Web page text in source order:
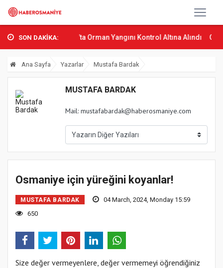
SON DAKİKA:
Osmani... Sumbas’ta Orman Yangını Kontrol Altına Alındı
Ana Sayfa Yazarlar Mustafa Bardak
MUSTAFA BARDAK
Mail: mustafabardak@haberosmaniye.com
Osmaniye için yüreğini koyanlar!
MUSTAFA BARDAK
04 March, 2024, Monday 15:59
650
Size değer vermeyenlere, değer vermemeyi öğrendiğiniz